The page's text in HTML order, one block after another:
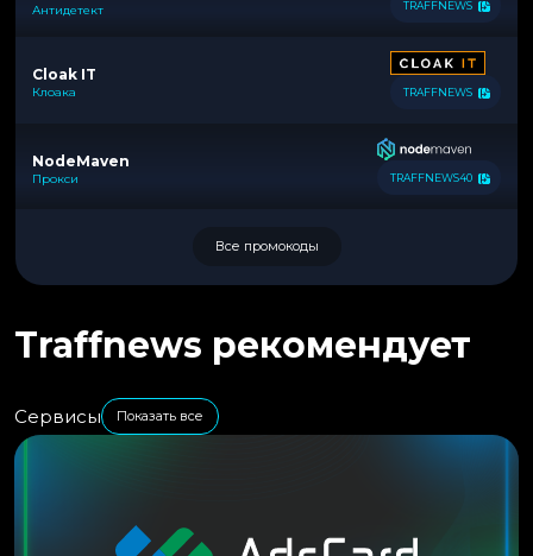
Антидетект TRAFFNEWS
Cloak IT
Клоака TRAFFNEWS
NodeMaven
Прокси TRAFFNEWS40
Все промокоды
Traffnews рекомендует
Сервисы Показать все